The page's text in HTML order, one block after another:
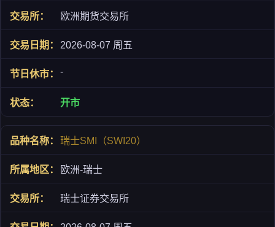
欧洲期货交易所
2026-08-07 周五
-
开市
瑞士SMI（SWI20）
欧洲-瑞士
瑞士证券交易所